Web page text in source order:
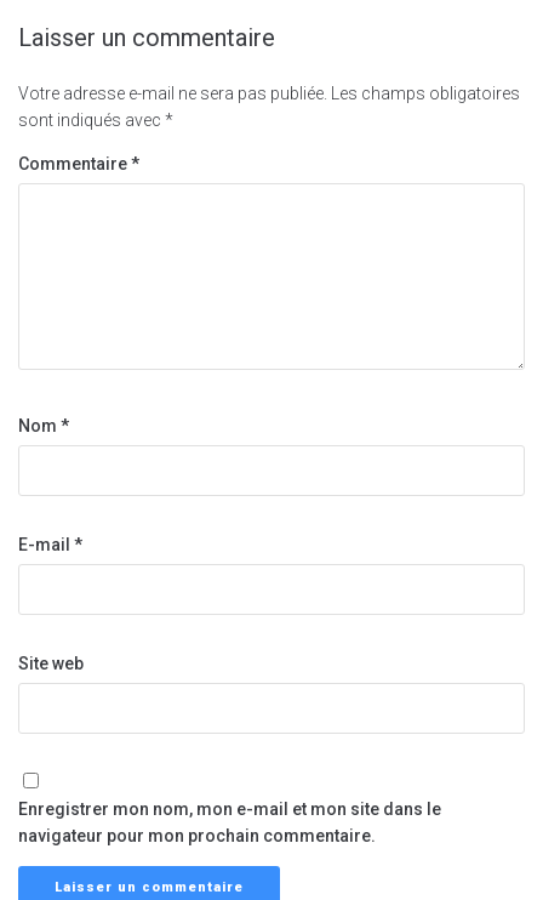
Laisser un commentaire
Votre adresse e-mail ne sera pas publiée.
Les champs obligatoires
sont indiqués avec *
Commentaire*
Nom *
E-mail *
Site web
Enregistrer mon nom, mon e-mail et mon site dans le
navigateur pour mon prochain commentaire.